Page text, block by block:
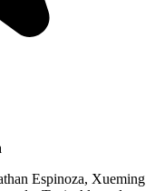
Espinoza, Xueming